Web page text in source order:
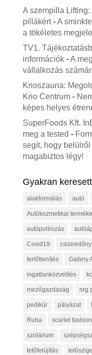
A szempilla
pillákért-A
a tökéletes
TV1.
információk-A
vállalkozás
Krioszauna:
Krio Centrum-
képes helyes
SuperFoods Kft.
meg a tested -
segít, hogy
magabiztos légy!
Gyakran
alakformálás autó
Autókozmetikai
autópolírozás
Covid19 csiziredőny
fertőtlenítés Gallery
ingatlanközvetítés
mezőgazdaság nrg
pedikűr pályázat
Ruha scarlet fashion
szolárium
tetőfelújítás